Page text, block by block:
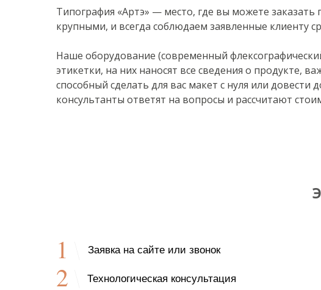
Типография «Артэ» — место, где вы можете
крупными, и всегда соблюдаем заявленные клиенту
Наше оборудование (современный
этикетки, на них наносят все сведения о продукте,
способный сделать для вас макет с нуля или
консультанты ответят на вопросы и рассчитают
Заявка на сайте или звонок
Технологическая консультация
1
2